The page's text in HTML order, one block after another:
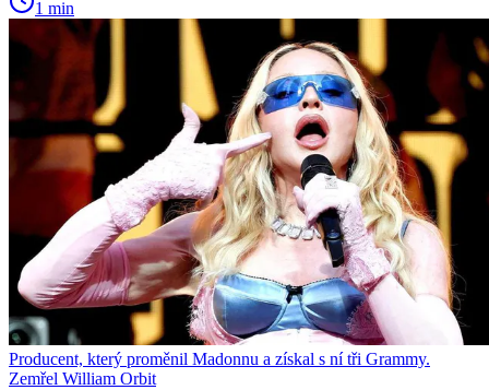
1 min
Producent, který proměnil Madonnu a získal s ní tři Grammy.
Zemřel William Orbit